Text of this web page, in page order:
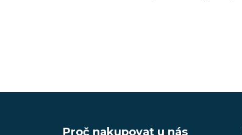
Proč nakupovat u nás